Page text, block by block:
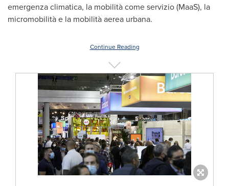
emergenza climatica, la mobilità come servizio (MaaS), la
micromobilità e la mobilità aerea urbana.
Continue Reading